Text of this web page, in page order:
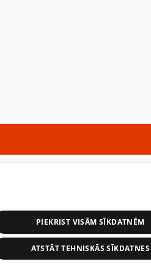
PIEKRIST VISĀM SĪKDATNĒM
ATSTĀT TEHNISKĀS SĪKDATNES